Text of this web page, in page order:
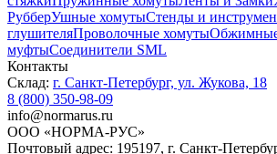
РубберУшные хомутыСтенды и
глушителяПроволочные хомуты
муфтыСоединители SML
Контакты
Склад: г. Санкт-Петербург, ул. Жукова, 18
8 (800) 350-98-09
info@normarus.ru
ООО «НОРМА-РУС»
Почтовый адрес: 195197, г. Санкт-